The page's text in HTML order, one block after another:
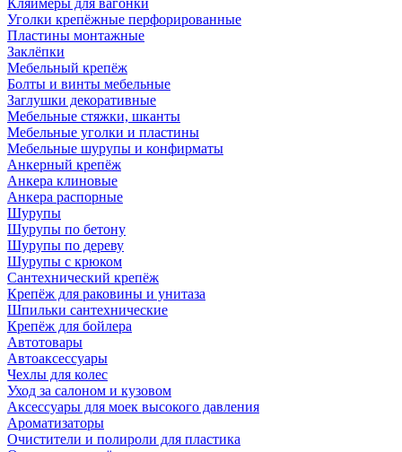
Кляймеры для вагонки
Уголки крепёжные перфорированные
Пластины монтажные
Заклёпки
Мебельный крепёж
Болты и винты мебельные
Заглушки декоративные
Мебельные стяжки, шканты
Мебельные уголки и пластины
Мебельные шурупы и конфирматы
Анкерный крепёж
Анкера клиновые
Анкера распорные
Шурупы
Шурупы по бетону
Шурупы по дереву
Шурупы с крюком
Сантехнический крепёж
Крепёж для раковины и унитаза
Шпильки сантехнические
Крепёж для бойлера
Автотовары
Автоаксессуары
Чехлы для колес
Уход за салоном и кузовом
Аксессуары для моек высокого давления
Ароматизаторы
Очистители и полироли для пластика